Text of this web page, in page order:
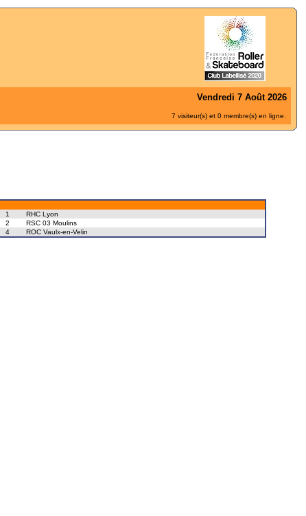
Vendredi 7 Août 2026
7 visiteur(s) et 0 membre(s) en ligne.
1
RHC Lyon
2
RSC 03 Moulins
4 ROC Vaulx-en-Velin